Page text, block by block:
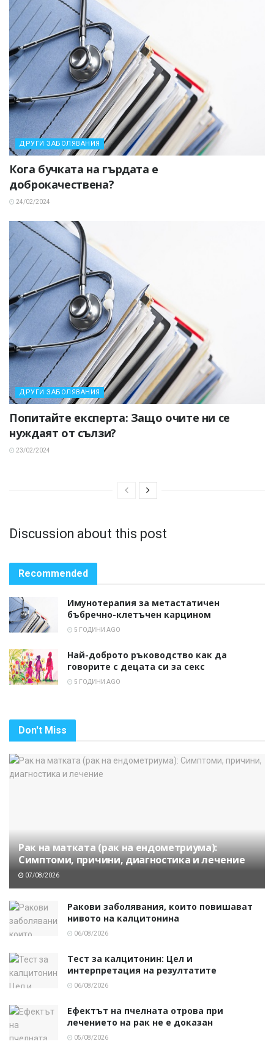
ДРУГИ ЗАБОЛЯВАНИЯ
Кога бучката на гърдата е
доброкачествена?
24/02/2024
ДРУГИ ЗАБОЛЯВАНИЯ
Попитайте експерта: Защо очите ни се
нуждаят от сълзи?
23/02/2024
Discussion about this post
Recommended
Имунотерапия за метастатичен
бъбречно-клетъчен карцином
5 ГОДИНИ AGO
Най-доброто ръководство как да
говорите с децата си за секс
5 ГОДИНИ AGO
Don't Miss
Рак на матката (рак на ендометриума):
Симптоми, причини, диагностика и лечение
07/08/2026
Ракови заболявания, които повишават
нивото на калцитонина
06/08/2026
Тест за калцитонин: Цел и
интерпретация на резултатите
06/08/2026
Ефектът на пчелната отрова при
лечението на рак не е доказан
05/08/2026